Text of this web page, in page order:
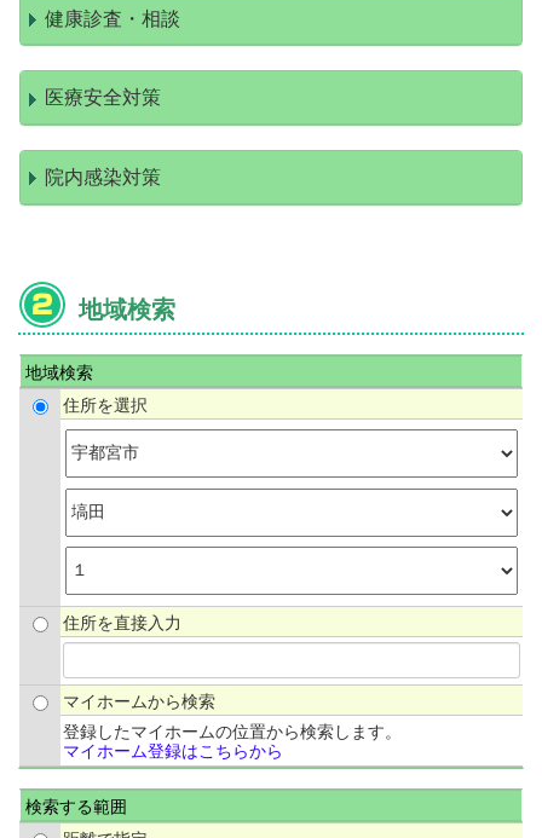
健康診査・相談
医療安全対策
院内感染対策
地域検索
地域検索
住所を選択
住所を直接入力
マイホームから検索
登録したマイホームの位置から検索します。
マイホーム登録はこちらから
検索する範囲